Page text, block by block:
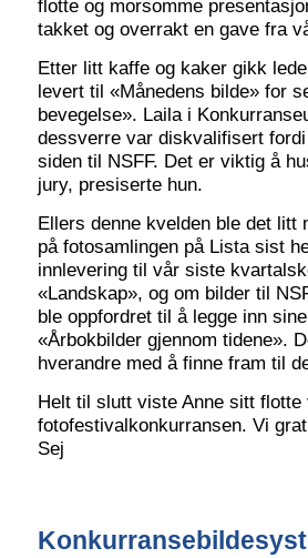
flotte og morsomme
takket og overrakt en gave fra
Etter litt kaffe og kaker gikk
levert til «Månedens bilde» for
bevegelse». Laila i
dessverre var diskvalifisert
siden til NSFF. Det er viktig å
jury, presiserte hun.
Ellers denne kvelden ble det litt
på fotosamlingen på Lista sist
innlevering til vår siste
«Landskap», og om bilder til
ble oppfordret til å legge inn
«Årbokbilder gjennom tidene».
hverandre med å finne fram til
Helt til slutt viste Anne sitt flotte
fotofestivalkonkurransen. Vi
Sej